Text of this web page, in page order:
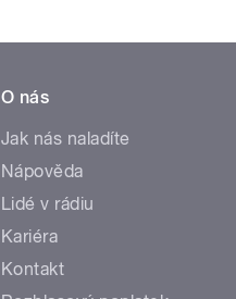
O nás
Jak nás naladíte
Nápověda
Lidé v rádiu
Kariéra
Kontakt